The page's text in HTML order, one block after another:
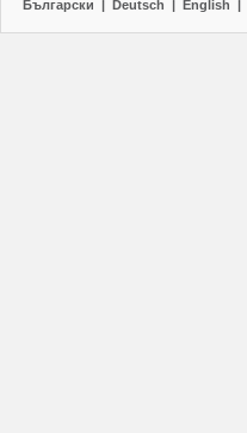
Български | Deutsch | English |